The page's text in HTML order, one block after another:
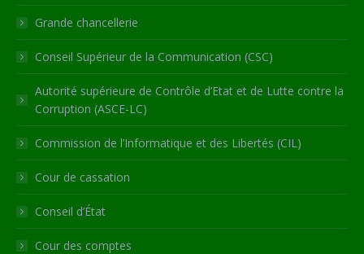
Grande chancellerie
Conseil Supérieur de la Communication (CSC)
Autorité supérieure de Contrôle d’Etat et de Lutte contre la
Corruption (ASCE-LC)
Commission de l’Informatique et des Libertés (CIL)
Cour de cassation
Conseil d’État
Cour des comptes